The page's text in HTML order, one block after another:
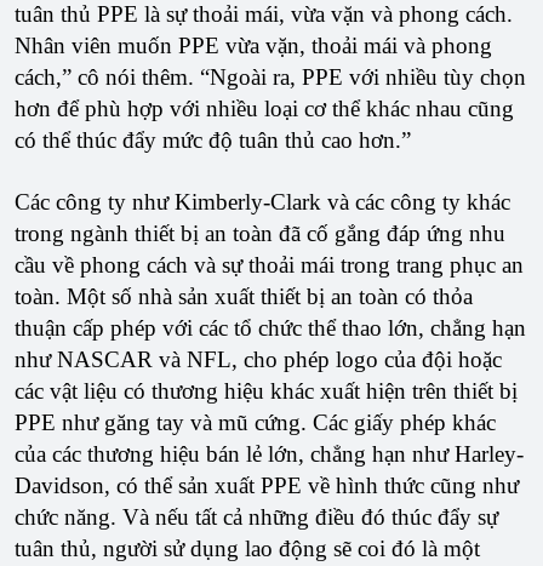
tuân thủ PPE là sự thoải mái, vừa vặn và phong cách.
Nhân viên muốn PPE vừa vặn, thoải mái và phong
cách,” cô nói thêm. “Ngoài ra, PPE với nhiều tùy chọn
hơn để phù hợp với nhiều loại cơ thể khác nhau cũng
có thể thúc đẩy mức độ tuân thủ cao hơn.”
Các công ty như Kimberly-Clark và các công ty khác
trong ngành thiết bị an toàn đã cố gắng đáp ứng nhu
cầu về phong cách và sự thoải mái trong trang phục an
toàn. Một số nhà sản xuất thiết bị an toàn có thỏa
thuận cấp phép với các tổ chức thể thao lớn, chẳng hạn
như NASCAR và NFL, cho phép logo của đội hoặc
các vật liệu có thương hiệu khác xuất hiện trên thiết bị
PPE như găng tay và mũ cứng. Các giấy phép khác
của các thương hiệu bán lẻ lớn, chẳng hạn như Harley-
Davidson, có thể sản xuất PPE về hình thức cũng như
chức năng. Và nếu tất cả những điều đó thúc đẩy sự
tuân thủ, người sử dụng lao động sẽ coi đó là một